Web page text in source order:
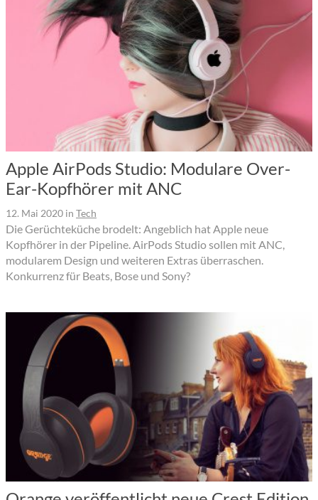
Apple AirPods Studio: Modulare Over-
Ear-Kopfhörer mit ANC
12. Mai 2020 in Tech
Die Gerüchteküche brodelt: Angeblich hat Apple neue
Kopfhörer in der Pipeline. AirPods Studio sollen mit ANC,
modularem Design und weiteren Extras überraschen.
Konkurrenz für Beats, Bose und Sony?